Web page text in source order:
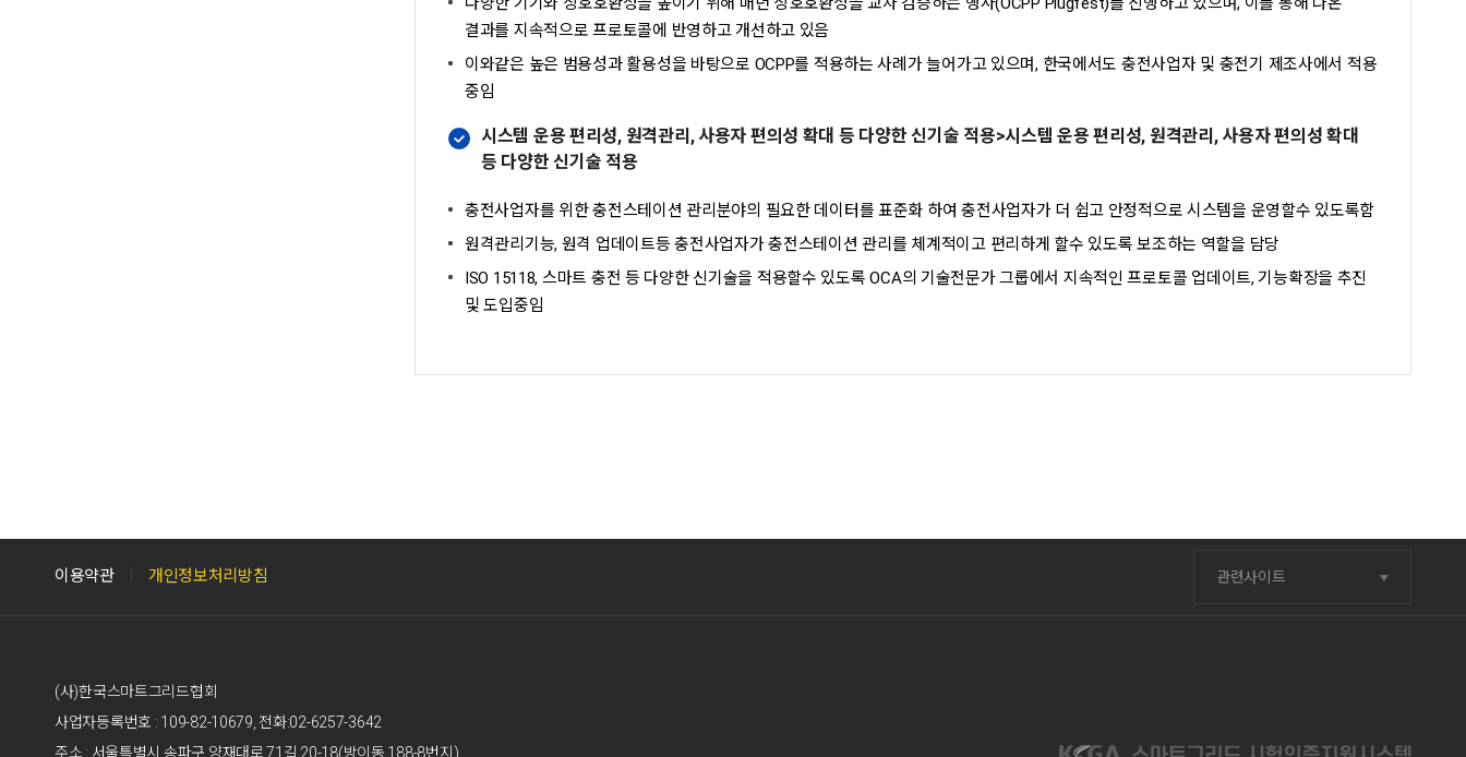
결과를 지속적으로 프로토콜에 반영하고 개선하고 있음
이와같은 높은 범용성과 활용성을 바탕으로 OCPP를 적용하는 사례가 늘어가고 있으며, 한국에서도 충전사업자 및 충전기 제조사에서 적용
중임
시스템 운용 편리성, 원격관리, 사용자 편의성 확대 등 다양한 신기술 적용>시스템 운용 편리성, 원격관리, 사용자 편의성 확대
등 다양한 신기술 적용
충전사업자를 위한 충전스테이션 관리분야의 필요한 데이터를 표준화 하여 충전사업자가 더 쉽고 안정적으로 시스템을 운영할수 있도록함
원격관리기능, 원격 업데이트등 충전사업자가 충전스테이션 관리를 체계적이고 편리하게 할수 있도록 보조하는 역할을 담당
ISO 15118, 스마트 충전 등 다양한 신기술을 적용할수 있도록 OCA의 기술전문가 그룹에서 지속적인 프로토콜 업데이트, 기능확장을 추진
및 도입중임
이용약관 개인정보처리방침 관련사이트
(사)한국스마트그리드협회
사업자등록번호 : 109-82-10679, 전화:02-6257-3642
주소 : 서울특별시 송파구 양재대로 71길 20-18(방이동 188-8번지)